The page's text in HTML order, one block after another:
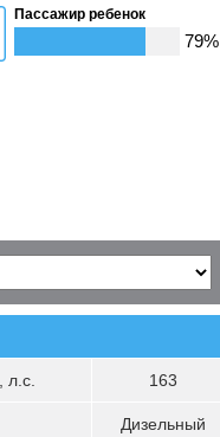
Пассажир ребенок
79%
л.с. 163
Дизельный